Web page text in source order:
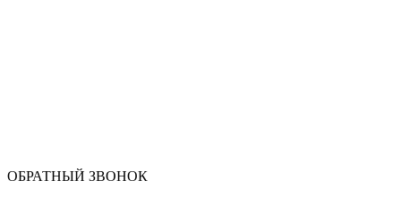
ОБРАТНЫЙ ЗВОНОК